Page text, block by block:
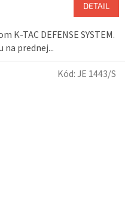
DETAIL
TAC DEFENSE SYSTEM.
na prednej...
Kód:JE 1443/S